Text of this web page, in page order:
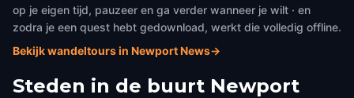
op je eigen tijd, pauzeer en ga verder wanneer je wilt · en
zodra je een quest hebt gedownload, werkt die volledig offline.
Bekijk wandeltours in Newport News→
Steden in de buurt Newport